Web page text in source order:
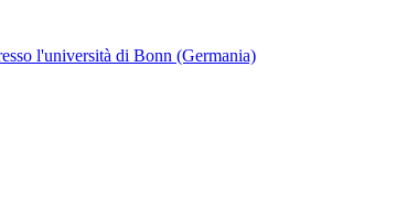
l'università di Bonn (Germania)